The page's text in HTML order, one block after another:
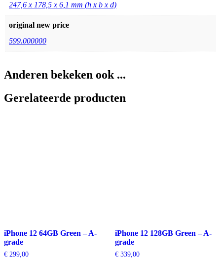
247,6 x 178,5 x 6,1 mm (h x b x d)
original new price
599.000000
Anderen bekeken ook ...
Gerelateerde producten
iPhone 12 64GB Green – A-
grade
€ 299,00
iPhone 12 128GB Green – A-
grade
€339,00